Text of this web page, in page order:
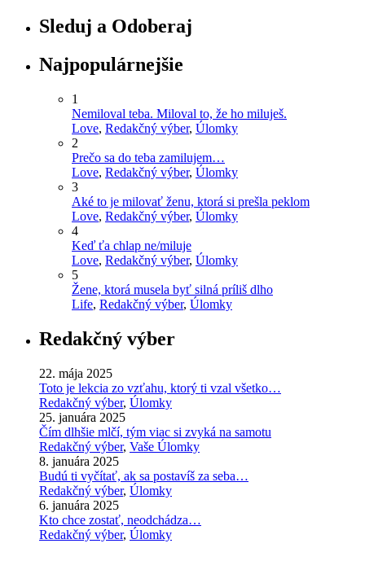
Sleduj a Odoberaj
Najpopulárnejšie
1
Nemiloval teba. Miloval to, že ho miluješ.
Love, Redakčný výber, Úlomky
2
Prečo sa do teba zamilujem…
Love, Redakčný výber, Úlomky
3
Aké to je milovať ženu, ktorá si prešla peklom
Love, Redakčný výber, Úlomky
4
Keď ťa chlap ne/miluje
Love, Redakčný výber, Úlomky
5
Žene, ktorá musela byť silná príliš dlho
Life, Redakčný výber, Úlomky
Redakčný výber
22. mája 2025
Toto je lekcia zo vzťahu, ktorý ti vzal všetko…
Redakčný výber, Úlomky
25. januára 2025
Čím dlhšie mlčí, tým viac si zvyká na samotu
Redakčný výber, Vaše Úlomky
8. januára 2025
Budú ti vyčítať, ak sa postavíš za seba…
Redakčný výber, Úlomky
6. januára 2025
Kto chce zostať, neodchádza…
Redakčný výber, Úlomky